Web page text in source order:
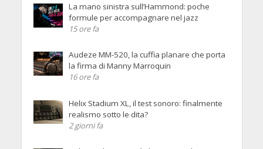
La mano sinistra sull’Hammond: poche
formule per accompagnare nel jazz
15 ore fa
Audeze MM-520, la cuffia planare che porta
la firma di Manny Marroquin
16 ore fa
Helix Stadium XL, il test sonoro: finalmente
realismo sotto le dita?
2 giorni fa